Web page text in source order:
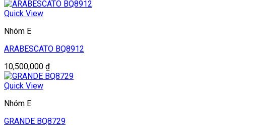
Quick View
Nhóm E
ARABESCATO BQ8912
10,500,000 ₫
Quick View
Nhóm E
GRANDE BQ8729